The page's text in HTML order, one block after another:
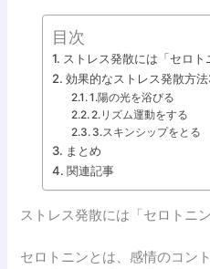
目次
ストレス発散には「セロ
効果的なストレス発散方
1.陽の光を浴びる
2.リズム運動をする
3.スキンシップをとる
まとめ
関連記事
ストレス発散には「セロトニ
セロトニンとは、感情のコン